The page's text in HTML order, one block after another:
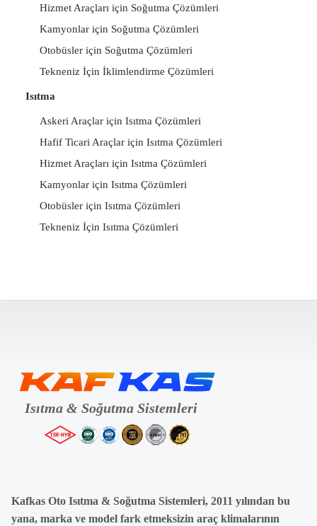
Hizmet Araçları için Soğutma Çözümleri
Kamyonlar için Soğutma Çözümleri
Otobüsler için Soğutma Çözümleri
Tekneniz İçin İklimlendirme Çözümleri
Isıtma
Askeri Araçlar için Isıtma Çözümleri
Hafif Ticari Araçlar için Isıtma Çözümleri
Hizmet Araçları için Isıtma Çözümleri
Kamyonlar için Isıtma Çözümleri
Otobüsler için Isıtma Çözümleri
Tekneniz İçin Isıtma Çözümleri
Kafkas Oto Isıtma & Soğutma Sistemleri, 2011 yılından bu
yana, marka ve model fark etmeksizin araç klimalarının